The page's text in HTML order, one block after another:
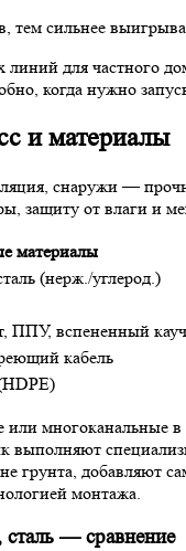
тем сильнее
для частного
когда нужно
и материалы
снаружи —
защиту от влаги и
материалы
(нерж./углерод.)
ППУ, вспененный
кабель
многоканальные
выполняют
грунта, добавляют
монтажа.
— сравнение